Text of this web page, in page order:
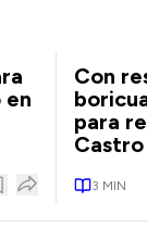
en
Con
para
Castro
3 MIN